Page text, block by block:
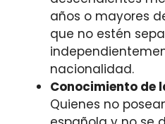
años o mayores
que no estén
nacionalidad.
Conocimiento de
Quienes no